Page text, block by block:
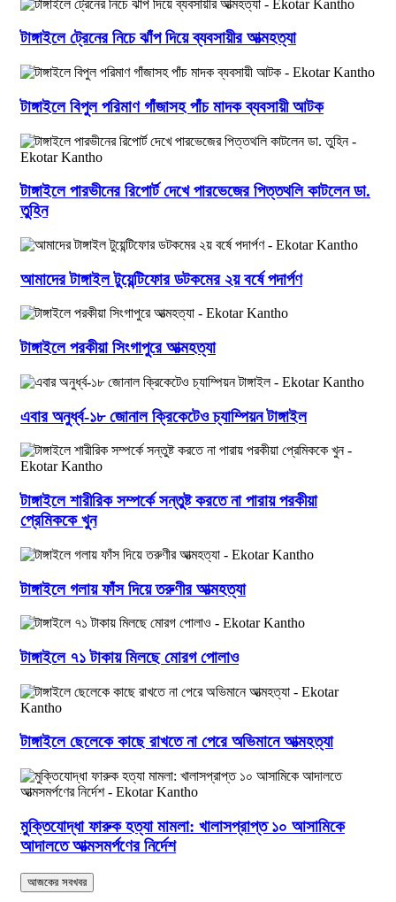
টাঙ্গাইলে ট্রেনের নিচে ঝাঁপ দিয়ে ব্যবসায়ীর আত্মহত্যা
টাঙ্গাইলে বিপুল পরিমাণ গাঁজাসহ পাঁচ মাদক ব্যবসায়ী আটক
টাঙ্গাইলে পারভীনের রিপোর্ট দেখে পারভেজের পিত্তথলি কাটলেন ডা.
তুহিন
আমাদের টাঙ্গাইল টুয়েন্টিফোর ডটকমের ২য় বর্ষে পদার্পণ
টাঙ্গাইলে পরকীয়া সিংগাপুরে আত্মহত্যা
এবার অনুর্ধ্ব-১৮ জোনাল ক্রিকেটেও চ্যাম্পিয়ন টাঙ্গাইল
টাঙ্গাইলে শারীরিক সম্পর্কে সন্তুষ্ট করতে না পারায় পরকীয়া
প্রেমিককে খুন
টাঙ্গাইলে গলায় ফাঁস দিয়ে তরুণীর আত্মহত্যা
টাঙ্গাইলে ৭১ টাকায় মিলছে মোরগ পোলাও
টাঙ্গাইলে ছেলেকে কাছে রাখতে না পেরে অভিমানে আত্মহত্যা
মুক্তিযোদ্ধা ফারুক হত্যা মামলা: খালাসপ্রাপ্ত ১০ আসামিকে
আদালতে আত্মসমর্পণের নির্দেশ